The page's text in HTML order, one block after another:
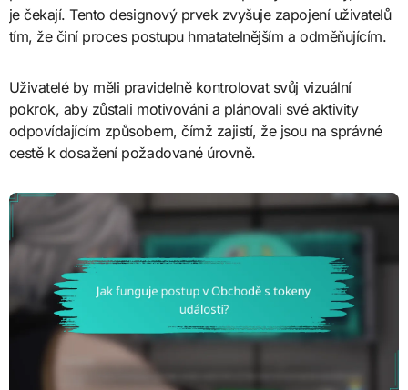
je čekají. Tento designový prvek zvyšuje zapojení uživatelů
tím, že činí proces postupu hmatatelnějším a odměňujícím.
Uživatelé by měli pravidelně kontrolovat svůj vizuální
pokrok, aby zůstali motivováni a plánovali své aktivity
odpovídajícím způsobem, čímž zajistí, že jsou na správné
cestě k dosažení požadované úrovně.